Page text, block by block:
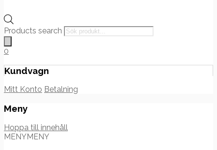
Products search
0
Kundvagn
Mitt Konto Betalning
Meny
Hoppa till innehåll
MENYMENY